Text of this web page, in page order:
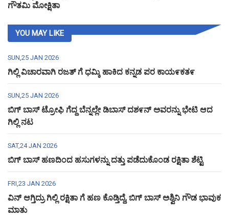
ಗೌತಮಿ ಮೋಕ್ಷಿತಾ
YOU MAY LIKE
SUN,25 JAN 2026
ಗಿಲ್ಲಿ ವಿಚಾರವಾಗಿ ರಜತ್ ಗೆ ಧಮ್ಕಿ ಹಾಕಿದ ಕನ್ನಡ ಪರ ಕಾಯ೯ಕತ೯
SUN,25 JAN 2026
ಬಿಗ್ ಬಾಸ್ ಟ್ರೋಫಿ ಗೆದ್ದ ಬೆನ್ನಲ್ಲೇ ಡಿಬಾಸ್ ದಶ೯ನ್ ಅವರನ್ನು ಭೇಟಿ ಆದ
ಗಿಲ್ಲಿ ನಟ
SAT,24 JAN 2026
ಬಿಗ್ ಬಾಸ್ ಹಣದಿಂದ ಹಸುಗಳನ್ನು ದತ್ತು ಪಡೆದುಕೊಂಡ ರಕ್ಷಿತಾ ಶೆಟ್ಟಿ
FRI,23 JAN 2026
ವಿನ್ ಆಗ್ತಿದ್ರು ಗಿಲ್ಲಿ ರಕ್ಷಿತಾ ಗೆ ಹಣ ಕೊಡ್ತಿದ್ದೆ, ಬಿಗ್ ಬಾಸ್ ಅಶ್ವಿನಿ ಗೌಡ ಭಾವುಕ
ಮಾತು